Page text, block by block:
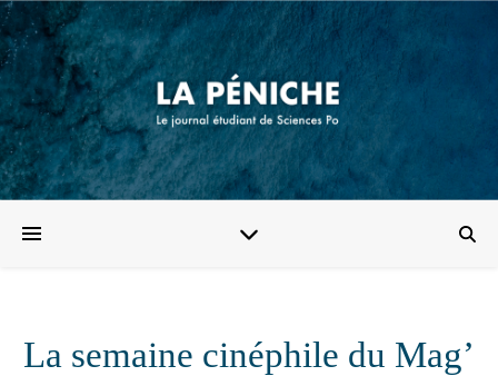
La semaine cinéphile du Mag’